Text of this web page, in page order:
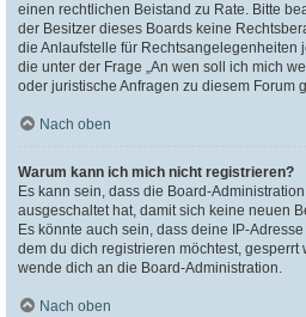
einen rechtlichen Beistand zu Rate. Bitte
der Besitzer dieses Boards keine
die Anlaufstelle für Rechtsangelegenheiten
die unter der Frage „An wen soll ich mich
oder juristische Anfragen zu diesem Forum
Nach oben
Warum kann ich mich nicht registrieren?
Es kann sein, dass die Board-
ausgeschaltet hat, damit sich keine neuen
Es könnte auch sein, dass deine IP-
dem du dich registrieren möchtest, gesperrt
wende dich an die Board-Administration.
Nach oben